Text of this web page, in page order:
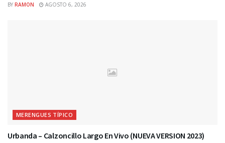
BY RAMON AGOSTO 6, 2026
MERENGUES TÍPICO
Urbanda – Calzoncillo Largo En Vivo (NUEVA VERSION 2023)